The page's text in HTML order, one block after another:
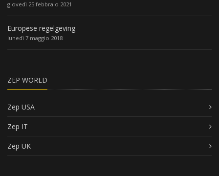
giovedì 25 febbraio 2021
Europese regelgeving
lunedì 7 maggio 2018
ZEP WORLD
Zep USA
Zep IT
Zep UK